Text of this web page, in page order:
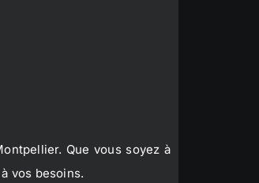
Que vous soyez à
vos besoins.